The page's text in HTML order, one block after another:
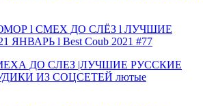
l СМЕХ ДО СЛЁЗ l ЛУЧШИЕ
ЯНВАРЬ l Best Coub 2021 #77
ДО СЛЕЗ |ЛУЧШИЕ РУССКИЕ
ИЗ СОЦСЕТЕЙ лютые